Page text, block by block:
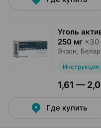
Уголь
250 мг ×30
Экзон ,
Инструкция
1,61 —
Где купить